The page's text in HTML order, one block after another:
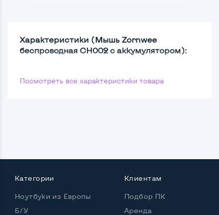
Характеристики (Мышь Zornwee
беспроводная CH002 с аккумулятором):
Посмотреть все характеристики товара
Категории
Ноутбуки из Европы
Б/У
Клиентам
Подбор ПК
Аренда